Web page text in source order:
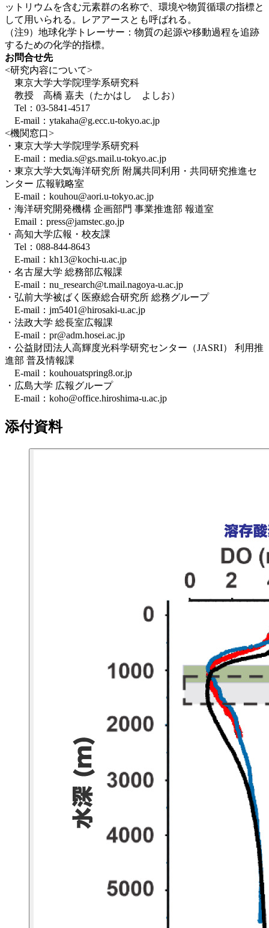
ットリウムを含む元素群の名称で、環境や物質循環の指標と
して用いられる。レアアースとも呼ばれる。
（注9）地球化学トレーサー：物質の起源や移動過程を追跡
するための化学的指標。
お問合せ先
<研究内容について>
東京大学大学院理学系研究科
教授 高橋 嘉夫（たかはし よしお）
Tel：03-5841-4517
E-mail：ytakaha@g.ecc.u-tokyo.ac.jp
<機関窓口>
・東京大学大学院理学系研究科
E-mail：media.s@gs.mail.u-tokyo.ac.jp
・東京大学大気海洋研究所 附属共同利用・共同研究推進セ
ンター 広報戦略室
E-mail：kouhou@aori.u-tokyo.ac.jp
・海洋研究開発機構 企画部門 事業推進部 報道室
Email：press@jamstec.go.jp
・高知大学広報・校友課
Tel：088-844-8643
E-mail：kh13@kochi-u.ac.jp
・名古屋大学 総務部広報課
E-mail：nu_research@t.mail.nagoya-u.ac.jp
・弘前大学被ばく医療総合研究所 総務グループ
E-mail：jm5401@hirosaki-u.ac.jp
・法政大学 総長室広報課
E-mail：pr@adm.hosei.ac.jp
・公益財団法人高輝度光科学研究センター（JASRI） 利用推
進部 普及情報課
E-mail：kouhouatspring8.or.jp
・広島大学 広報グループ
E-mail：koho@office.hiroshima-u.ac.jp
添付資料